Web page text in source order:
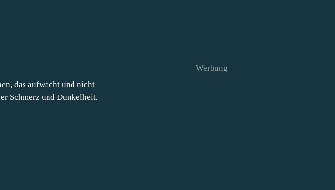
das aufwacht und nicht
Schmerz und Dunkelheit.
Werbung